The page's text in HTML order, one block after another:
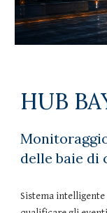
HUB
delle baie di
Sistema